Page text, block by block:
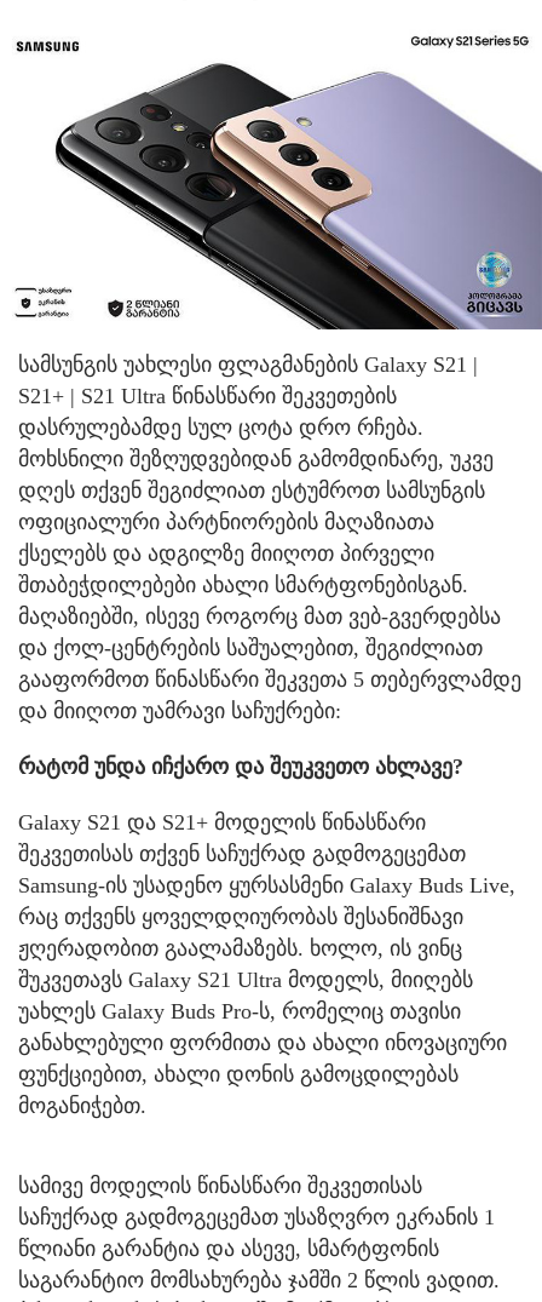
სამსუნგის უახლესი ფლაგმანების Galaxy S21 |
S21+ | S21 Ultra წინასწარი შეკვეთების
დასრულებამდე სულ ცოტა დრო რჩება.
მოხსნილი შეზღუდვებიდან გამომდინარე, უკვე
დღეს თქვენ შეგიძლიათ ესტუმროთ სამსუნგის
ოფიციალური პარტნიორების მაღაზიათა
ქსელებს და ადგილზე მიიღოთ პირველი
შთაბეჭდილებები ახალი სმარტფონებისგან.
მაღაზიებში, ისევე როგორც მათ ვებ-გვერდებსა
და ქოლ-ცენტრების საშუალებით, შეგიძლიათ
გააფორმოთ წინასწარი შეკვეთა 5 თებერვლამდე
და მიიღოთ უამრავი საჩუქრები:
რატომ უნდა იჩქარო და შეუკვეთო ახლავე?
Galaxy S21 და S21+ მოდელის წინასწარი
შეკვეთისას თქვენ საჩუქრად გადმოგეცემათ
Samsung-ის უსადენო ყურსასმენი Galaxy Buds Live,
რაც თქვენს ყოველდღიურობას შესანიშნავი
ჟღერადობით გაალამაზებს. ხოლო, ის ვინც
შუკვეთავს Galaxy S21 Ultra მოდელს, მიიღებს
უახლეს Galaxy Buds Pro-ს, რომელიც თავისი
განახლებული ფორმითა და ახალი ინოვაციური
ფუნქციებით, ახალი დონის გამოცდილებას
მოგანიჭებთ.
სამივე მოდელის წინასწარი შეკვეთისას
საჩუქრად გადმოგეცემათ უსაზღვრო ეკრანის 1
წლიანი გარანტია და ასევე, სმარტფონის
საგარანტიო მომსახურება ჯამში 2 წლის ვადით.